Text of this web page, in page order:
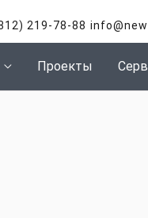
219-78-88
Проекты